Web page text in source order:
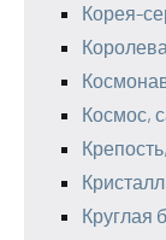
Корея-
Космос,
Круглая